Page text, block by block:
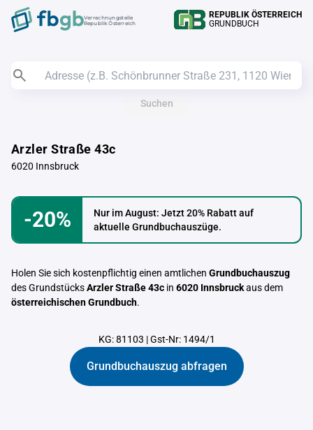
Verrechnungstelle
Republik Österreich
REPUBLIK ÖSTERREICH
GRUNDBUCH
Suchen
Arzler Straße 43c
6020 Innsbruck
-20%
Nur im August: Jetzt 20% Rabatt auf
aktuelle Grundbuchauszüge.
Holen Sie sich kostenpflichtig einen amtlichen Grundbuchauszug
des GrundstücksArzler Straße 43c in 6020 Innsbruckaus dem
österreichischen Grundbuch.
KG: 81103 |Gst-Nr: 1494/1
Grundbuchauszug abfragen